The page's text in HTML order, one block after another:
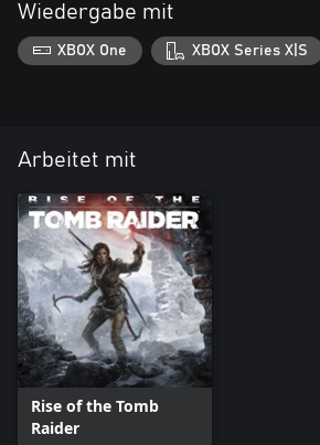
Wiedergabe mit
XBOX One XBOX Series X|S
Arbeitet mit
Rise of the Tomb
Raider